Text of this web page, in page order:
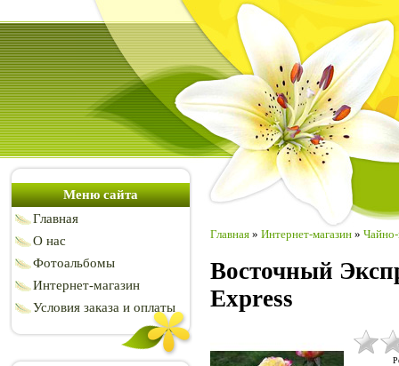
Меню сайта
Главная
О нас
Фотоальбомы
Интернет-магазин
Условия заказа и оплаты
Главная » Интернет-магазин »
Восточный
Express